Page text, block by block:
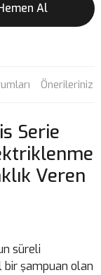
Al
Önerileriniz
Serie
Veren
süreli
şampuan olan